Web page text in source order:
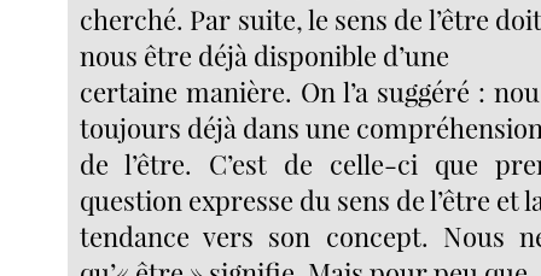
cherché. Par suite, le sens de l’être
nous être déjà disponible d’une
certaine manière. On l’a suggéré :
toujours déjà dans une
de l’être. C’est de celle-ci que
question expresse du sens de l’être et
tendance vers son concept. Nous